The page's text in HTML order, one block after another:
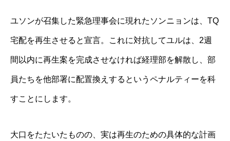
ユソンが召集した緊急理事会に現れたソンニョンは、TQ
宅配を再生させると宣言。これに対抗してユルは、2週
間以内に再生案を完成させなければ経理部を解散し、部
員たちを他部署に配置換えするというペナルティーを科
すことにします。
大口をたたいたものの、実は再生のための具体的な計画